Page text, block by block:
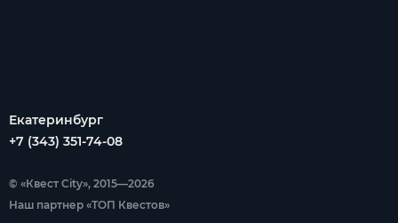
Екатеринбург
+7 (343) 351-74-08
© «Квест City», 2015—2026
Наш партнер «ТОП Квестов»